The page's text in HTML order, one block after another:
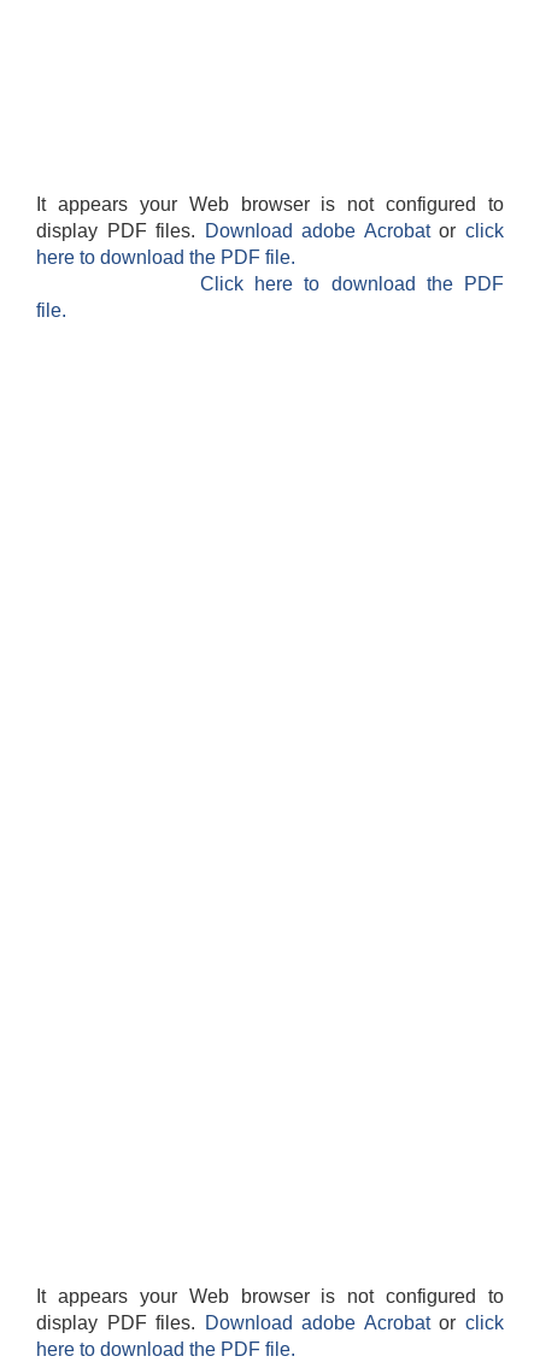
It appears your Web browser is not configured to
display PDF files.
Download adobe Acrobatorclick
here to download the PDF file.
Click here to download the PDF
file.
It appears your Web browser is not configured to
display PDF files.
Download adobe Acrobatorclick
here to download the PDF file.